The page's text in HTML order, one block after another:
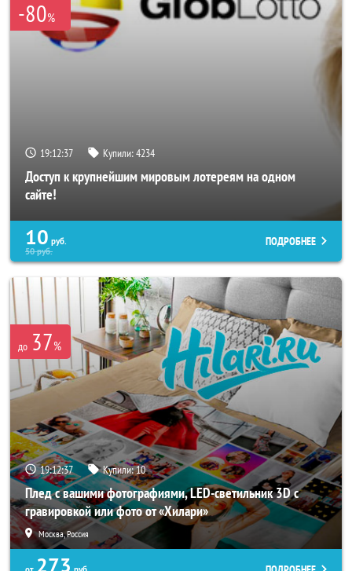
-80%
19:12:33 Купили:4234
Доступ к крупнейшим мировым лотереям на одном
сайте!
10 руб.
50руб.
ПОДРОБНЕЕ
до 37%
19:12:33 Купили:10
Плед с вашими фотографиями, LED-светильник 3D с
гравировкой или фото от «Хилари»
Москва, Россия
273